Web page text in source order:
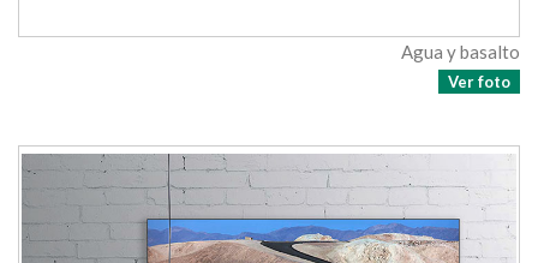
Agua y basalto
Ver foto